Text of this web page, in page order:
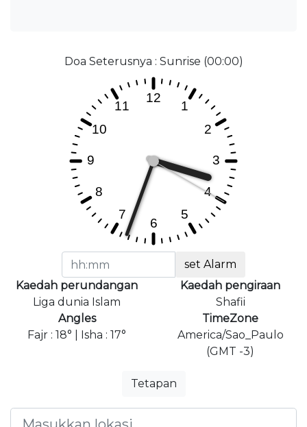
Doa Seterusnya : Sunrise (00:00)
set Alarm
Kaedah perundangan
Liga dunia Islam
Kaedah pengiraan
Shafii
Angles
Fajr : 18° | Isha : 17°
TimeZone
America/Sao_Paulo
(GMT -3)
Tetapan